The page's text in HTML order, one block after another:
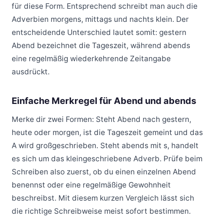
für diese Form. Entsprechend schreibt man auch die
Adverbien morgens, mittags und nachts klein. Der
entscheidende Unterschied lautet somit: gestern
Abend bezeichnet die Tageszeit, während abends
eine regelmäßig wiederkehrende Zeitangabe
ausdrückt.
Einfache Merkregel für Abend und abends
Merke dir zwei Formen: Steht Abend nach gestern,
heute oder morgen, ist die Tageszeit gemeint und das
A wird großgeschrieben. Steht abends mit s, handelt
es sich um das kleingeschriebene Adverb. Prüfe beim
Schreiben also zuerst, ob du einen einzelnen Abend
benennst oder eine regelmäßige Gewohnheit
beschreibst. Mit diesem kurzen Vergleich lässt sich
die richtige Schreibweise meist sofort bestimmen.